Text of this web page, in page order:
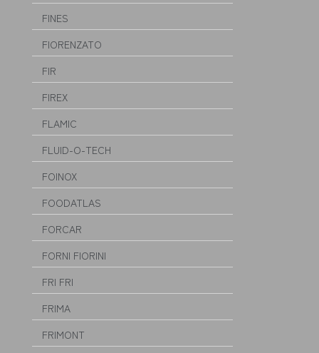
FINES
FIORENZATO
FIR
FIREX
FLAMIC
FLUID-O-TECH
FOINOX
FOODATLAS
FORCAR
FORNI FIORINI
FRI FRI
FRIMA
FRIMONT